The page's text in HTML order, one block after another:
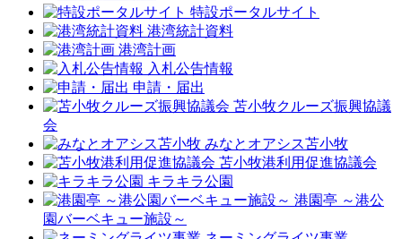
特設ポータルサイト
港湾統計資料
港湾計画
入札公告情報
申請・届出
苫小牧クルーズ振興協議
会
みなとオアシス苫小牧
苫小牧港利用促進協議会
キラキラ公園
港園亭 ～港公
園バーベキュー施設～